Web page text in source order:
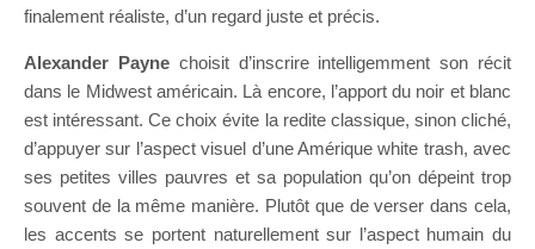
finalement réaliste, d’un regard juste et précis.
Alexander Paynechoisit d’inscrire intelligemment son récit
dans le Midwest américain. Là encore, l’apport du noir et blanc
est intéressant. Ce choix évite la redite classique, sinon cliché,
d’appuyer sur l’aspect visuel d’une Amérique white trash, avec
ses petites villes pauvres et sa population qu’on dépeint trop
souvent de la même manière. Plutôt que de verser dans cela,
les accents se portent naturellement sur l’aspect humain du